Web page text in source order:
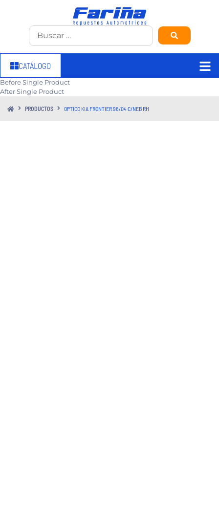
CATÁLOGO
Before Single Product
After Single Product
PRODUCTOS OPTICO KIA FRONTIER 98/04 C/NEB RH